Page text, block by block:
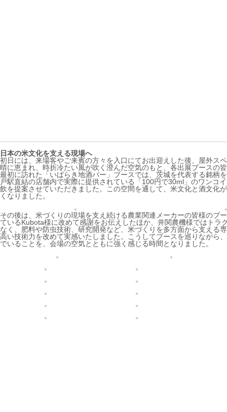
日本の米文化を支える現場へ
初日には、来場客やご来賓の方々を入口にてお出迎えした後、屋外ス
晴に恵まれ、時折冷たい風が吹く澄んだ空気のもと、各出展ブースの
最初に訪れた「いばらき地酒バー」ブースでは、茨城を代表する銘柄
戸駅直結の店舗内で実際に提供されている「100円で30ml」のワンコ
飲を提案させていただきました。この空間を通して、米文化と酒文化
くなりました。
その後は、米づくりの現場を支え続ける農業関連メーカーの皆様のブ
ているKubota様に改めて感謝をお伝えしたほか、井関農機様ではト
なく、肥料や防虫技術、研究開発など、米づくりを多方面から支える
高い技術力を改めて実感いたしました。こうしてブースを巡りながら
でいることを、会場の空気とともに強く感じる時間となりました。